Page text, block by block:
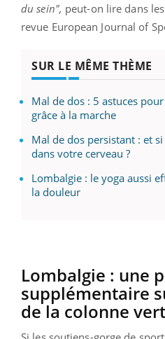
du sein", peut-on lire dans
revue European Journal of
SUR LE MÊME THÈME
Mal de dos : 5 astuces
grâce à la marche
Mal de dos persistant : et
dans votre cerveau ?
Lombalgie : le yoga aussi
la douleur
Lombalgie : une
supplémentaire
de la colonne